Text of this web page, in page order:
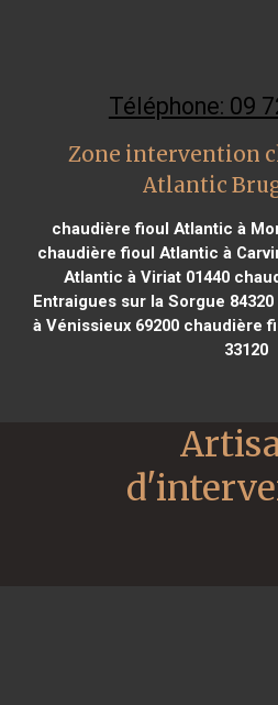
Téléphone: 09
Zone intervention
Atlantic
chaudière fioul Atlantic à
chaudière fioul Atlantic à
Atlantic à Viriat 01440
Entraigues sur la Sorgue 84320
à Vénissieux 69200 chaudière
33120